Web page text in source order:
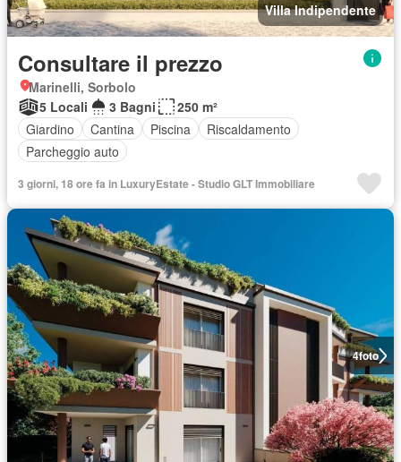
Villa Indipendente
Consultare il prezzo
Marinelli, Sorbolo
5 Locali
3 Bagni
250 m²
Giardino
Cantina Piscina
Riscaldamento
Parcheggio auto
3 giorni, 18 ore fa in LuxuryEstate - Studio GLT Immobiliare
4foto